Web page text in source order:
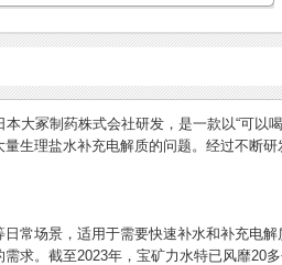
大冢制药株式会社研发，是一款以“可以
生理盐水补充电解质的问题。经过不断
常场景，适用于需要快速补水和补充电
求。截至2023年，宝矿力水特已风靡20